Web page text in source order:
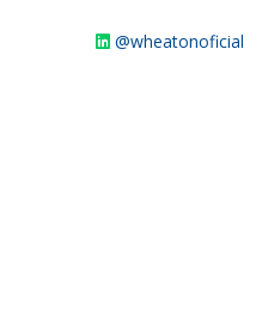
@wheatonoficial